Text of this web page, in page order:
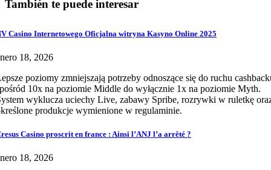
También te puede interesar
Casino Internetowego Oficjalna witryna Kasyno Online 2025
18, 2026
poziomy zmniejszają potrzeby odnoszące się do ruchu
10x na poziomie Middle do wyłącznie 1x na poziomie Myth.
wyklucza uciechy Live, zabawy Spribe, rozrywki w ruletkę
produkcje wymienione w regulaminie.
Casino proscrit en france : Ainsi l’ANJ l’a arrêté ?
18, 2026